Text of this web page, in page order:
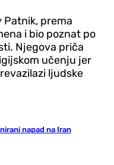
Patnik, prema
i bio poznat po
Njegova priča
učenju jer
ljudske
napad na Iran